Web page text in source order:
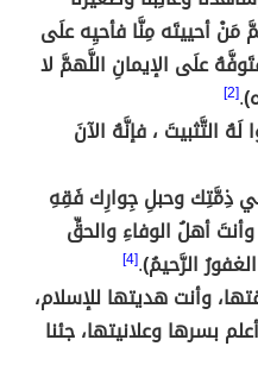
مَنْ أحييتَه مِنَّا فأحيِه علَى
علَى الإيمانِ اللَّهمَّ لا
.
[2]
التَّثبيتَ ، فإنَّهُ الآنَ
ذِمَّتِك وحبلِ جِوارِك فَقِهِ
وأنتَ أهلُ الوفاءِ والحقِّ
الرَّحيمُ).
[4]
وأنت هديتها للإسلام،
بسرها وعلانيتها، جئنا